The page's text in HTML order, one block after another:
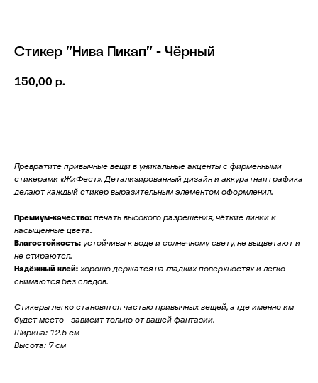
Стикер "Нива Пикап" - Чёрный
150,00 р.
Превратите привычные вещи в уникальные акценты с фирменными
стикерами «ЖиФест». Детализированный дизайн и аккуратная графика
делают каждый стикер выразительным элементом оформления.
Премиум-качество: печать высокого разрешения, чёткие линии и
насыщенные цвета.
Влагостойкость: устойчивы к воде и солнечному свету, не выцветают и
не стираются.
Надёжный клей: хорошо держатся на гладких поверхностях и легко
снимаются без следов.
Стикеры легко становятся частью привычных вещей, а где именно им
будет место - зависит только от вашей фантазии.
Ширина: 12.5 см
Высота: 7 см